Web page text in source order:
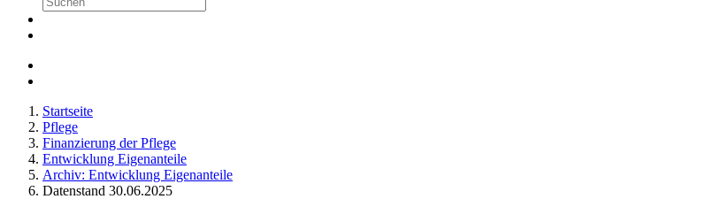
Startseite
Pflege
Finanzierung der Pflege
Entwicklung Eigenanteile
Archiv: Entwicklung Eigenanteile
Datenstand 30.06.2025